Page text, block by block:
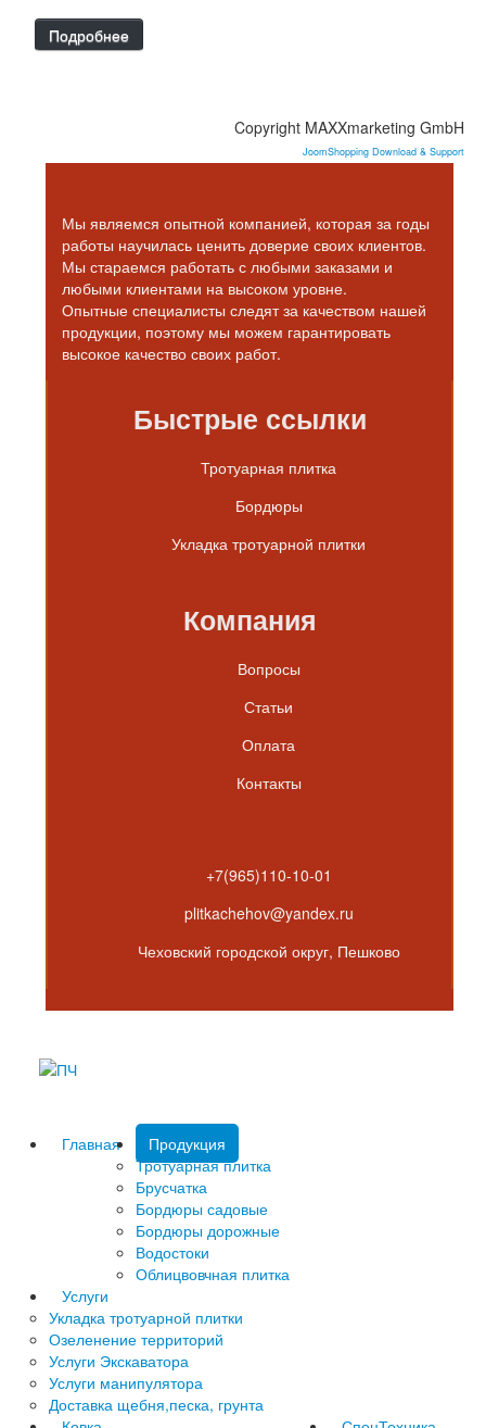
Подробнее
Copyright MAXXmarketing GmbH
JoomShopping Download & Support
Мы являемся опытной компанией, которая за годы
работы научилась ценить доверие своих клиентов.
Мы стараемся работать с любыми заказами и
любыми клиентами на высоком уровне.
Опытные специалисты следят за качеством нашей
продукции, поэтому мы можем гарантировать
высокое качество своих работ.
Быстрые ссылки
Тротуарная плитка
Бордюры
Укладка тротуарной плитки
Компания
Вопросы
Статьи
Оплата
Контакты
+7(965)110-10-01
plitkachehov@yandex.ru
Чеховский городской округ, Пешково
Главная
Продукция
Тротуарная плитка
Брусчатка
Бордюры садовые
Бордюры дорожные
Водостоки
Облицвовчная плитка
Услуги
Укладка тротуарной плитки
Озеленение территорий
Услуги Экскаватора
Услуги манипулятора
Доставка щебня,песка, грунта